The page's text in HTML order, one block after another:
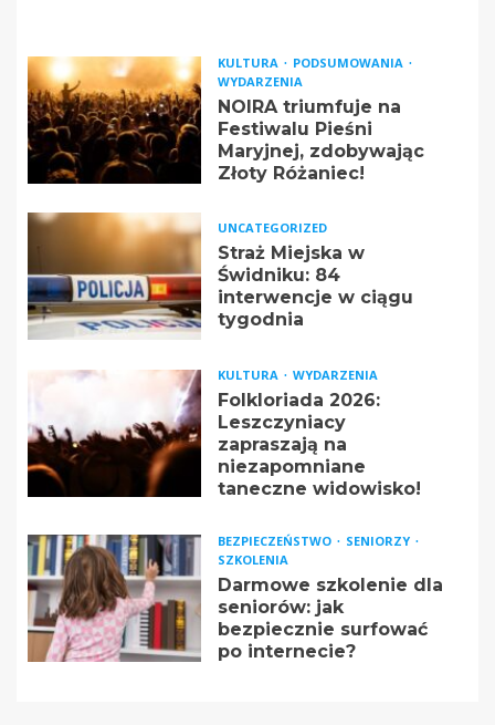
KULTURA
PODSUMOWANIA
WYDARZENIA
NOIRA triumfuje na
Festiwalu Pieśni
Maryjnej, zdobywając
Złoty Różaniec!
UNCATEGORIZED
Straż Miejska w
Świdniku: 84
interwencje w ciągu
tygodnia
KULTURA WYDARZENIA
Folkloriada 2026:
Leszczyniacy
zapraszają na
niezapomniane
taneczne widowisko!
BEZPIECZEŃSTWO
SENIORZY
SZKOLENIA
Darmowe szkolenie dla
seniorów: jak
bezpiecznie surfować
po internecie?